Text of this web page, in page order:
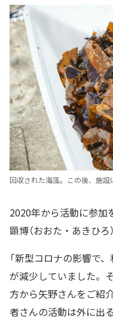
回収された海藻。この後、施
2020年から活動に参加
顕博（おおた・あきひろ
「新型コロナの影響で
が減少していました。
方から矢野さんをご紹
者さんの活動は外に出